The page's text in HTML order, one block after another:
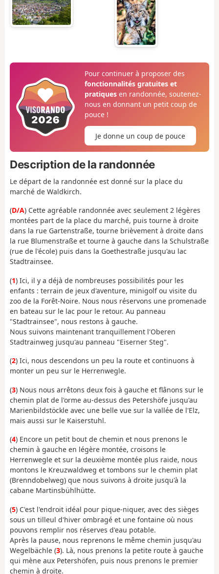
Pour continuer à proposer des
fonctionnalités gratuites et
pratiquesen randonnée, soutenez-
nous en donnant un petit coup de
pouce !
Je donne un coup de pouce
Description de la randonnée
Le départ de la randonnée est donné sur la place du
marché de Waldkirch.
(D/A) Cette agréable randonnée avec seulement 2 légères
montées part de la place du marché, puis tourne à droite
dans la rue Gartenstraße, tourne brièvement à droite dans
la rue Blumenstraße et tourne à gauche dans la Schulstraße
(rue de l'école) puis dans la Goethestraße jusqu'au lac
Stadtrainsee.
(1) Ici, il y a déjà de nombreuses possibilités pour les
enfants : terrain de jeux d'aventure, minigolf ou visite du
zoo de la Forêt-Noire. Nous nous réservons une promenade
en bateau sur le lac pour le retour. Au panneau
"Stadtrainsee", nous restons à gauche.
Nous suivons maintenant tranquillement l'Oberen
Stadtrainweg jusqu'au panneau "Eiserner Steg".
(2) Ici, nous descendons un peu la route et continuons à
monter un peu sur le Herrenwegle.
(3) Nous nous arrêtons deux fois à gauche et flânons sur le
chemin plat de l'orme au-dessus des Petershöfe jusqu'au
Marienbildstöckle avec une belle vue sur la vallée de l'Elz,
mais aussi sur le Kaiserstuhl.
(4) Encore un petit bout de chemin et nous prenons le
chemin à gauche en légère montée, croisons le
Herrenwegle et sur la deuxième montée plus raide, nous
montons le Kreuzwaldweg et tombons sur le chemin plat
(Brenndobelweg) que nous suivons à droite jusqu'à la
cabane Martinsbühlhütte.
(5) C'est l'endroit idéal pour pique-niquer, avec des sièges
sous un tilleul d'hiver ombragé et une fontaine où nous
pouvons remplir nos réserves d'eau potable.
Après la pause, nous reprenons le même chemin jusqu'au
Wegelbächle (3). Là, nous prenons la petite route à gauche
qui mène aux Petershöfen, puis nous prenons le premier
chemin à droite.